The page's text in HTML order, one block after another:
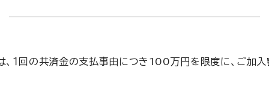
回の共済金の支払事由につき100万円を限度に、ご